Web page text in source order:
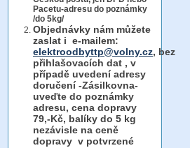
Pacetu-adresu do poznámky
/do 5kg/
Objednávky nám můžete
zaslat i e-mailem:
elektroodbyttp@volny.cz, bez
přihlašovacích dat , v
případě uvedení adresy
doručení -Zásilkovna-
uveďte do poznámky
adresu, cena dopravy
79,-Kč, balíky do 5 kg
nezávisle na ceně
dopravy v potvrzené